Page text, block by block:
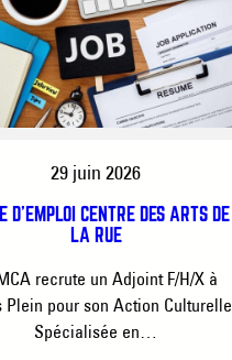
29 juin 2026
D’EMPLOI CENTRE DES ARTS DE
LA RUE
recrute un Adjoint F/H/X à
Plein pour son Action Culturelle
Spécialisée en…